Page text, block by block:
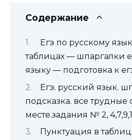
Содержание
Егэ по русскому
таблицах — шпаргалки
языку — подготовка к
Егэ. русский язык.
подсказка. все трудные
месте.задания № 2,
Пунктуация в